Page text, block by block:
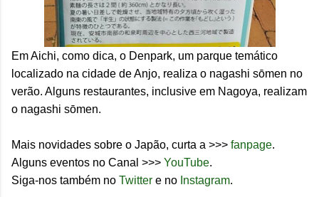
Em Aichi, como dica, o Denpark, um parque temático
localizado na cidade de Anjo, realiza o nagashi sōmen no
verão. Alguns restaurantes, inclusive em Nagoya, realizam
o nagashi sōmen.
Mais novidades sobre o Japão, curta a >>> fanpage.
Alguns eventos no Canal >>> YouTube.
Siga-nos também no Twitter e no Instagram.